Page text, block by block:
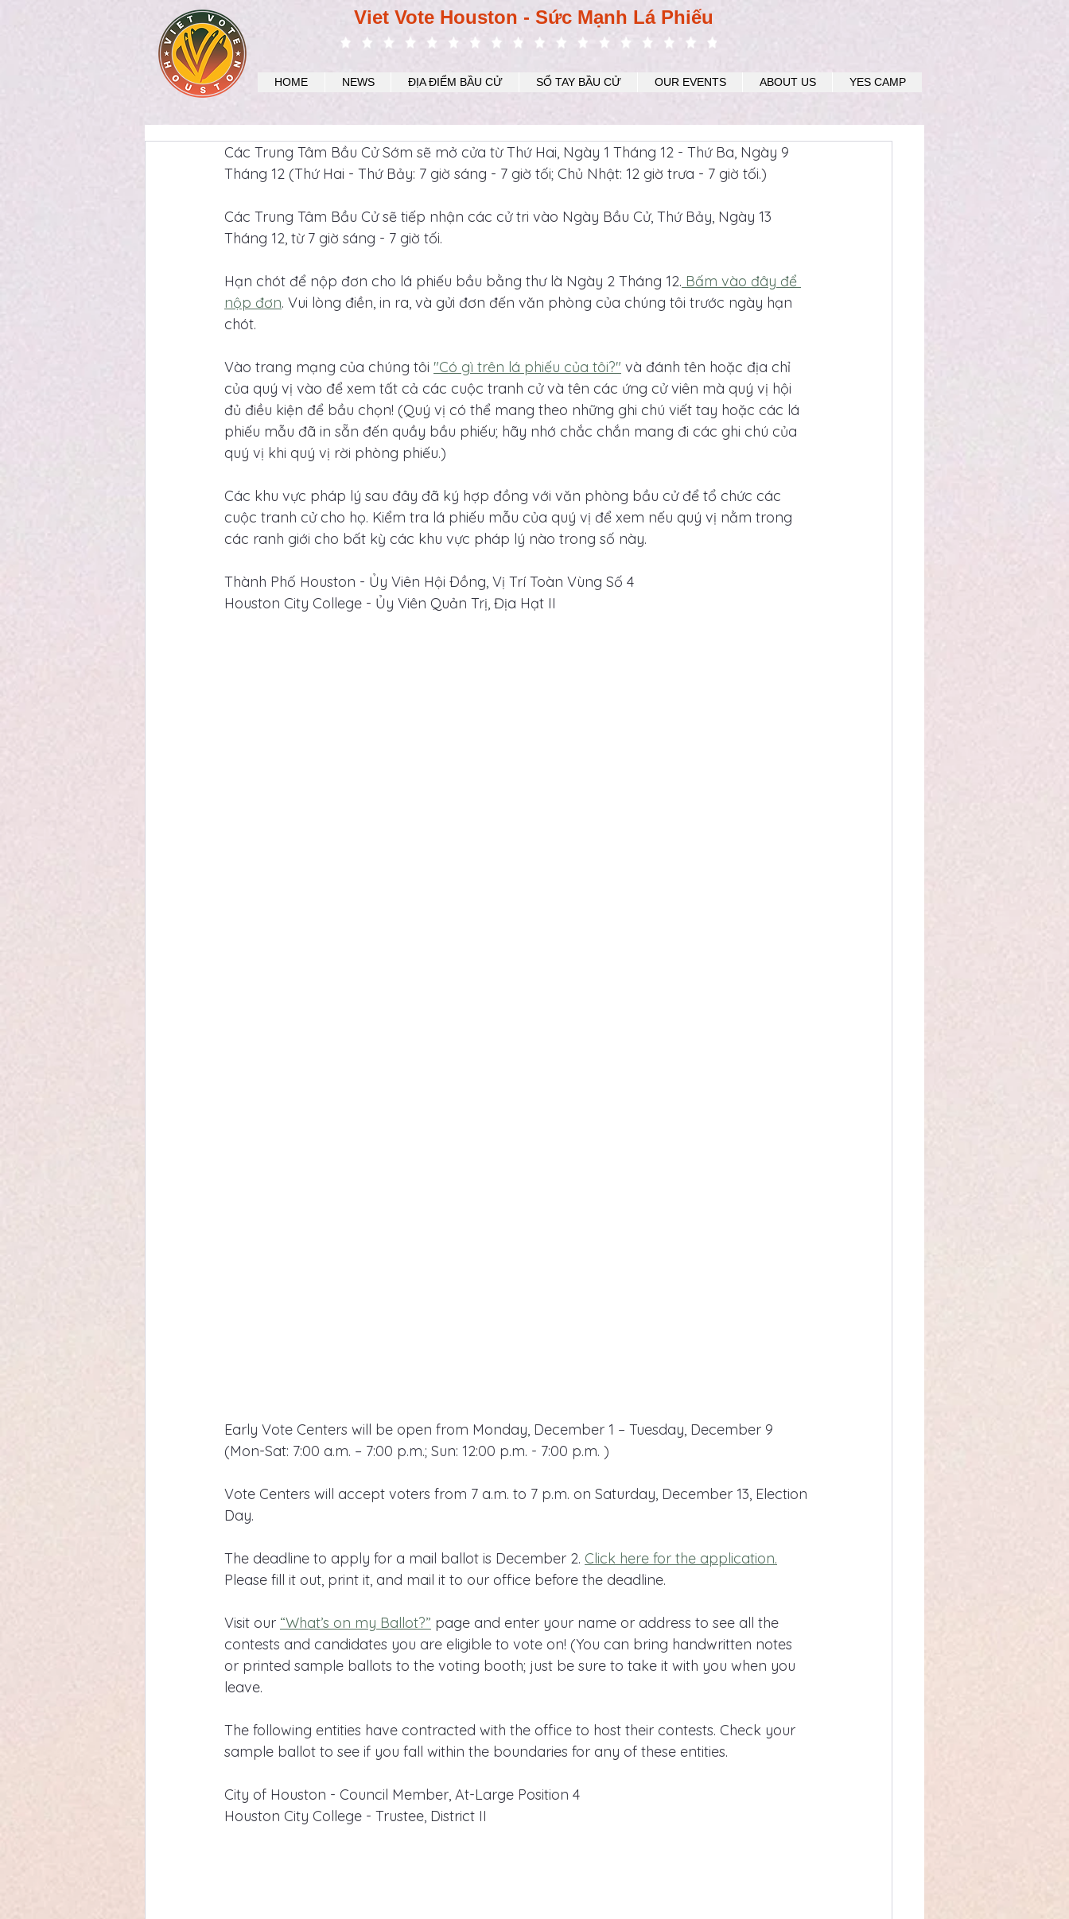
Viet Vote Houston - Sức Mạnh Lá Phiếu
HOME NEWS ĐỊA ĐIỂM BẦU CỬ SỔ TAY BẦU CỬ OUR EVENTS ABOUT US YES CAMP
Các Trung Tâm Bầu Cử Sớm sẽ mở cửa từ Thứ Hai, Ngày 1 Tháng 12 - Thứ Ba, Ngày 9
Tháng 12 (Thứ Hai - Thứ Bảy: 7 giờ sáng - 7 giờ tối; Chủ Nhật: 12 giờ trưa - 7 giờ tối.)
Các Trung Tâm Bầu Cử sẽ tiếp nhận các cử tri vào Ngày Bầu Cử, Thứ Bảy, Ngày 13
Tháng 12, từ 7 giờ sáng - 7 giờ tối.
Hạn chót để nộp đơn cho lá phiếu bầu bằng thư là Ngày 2 Tháng 12. Bấm vào đây để
nộp đơn. Vui lòng điền, in ra, và gửi đơn đến văn phòng của chúng tôi trước ngày hạn
chót.
Vào trang mạng của chúng tôi "Có gì trên lá phiếu của tôi?" và đánh tên hoặc địa chỉ
của quý vị vào để xem tất cả các cuộc tranh cử và tên các ứng cử viên mà quý vị hội
đủ điều kiện để bầu chọn! (Quý vị có thể mang theo những ghi chú viết tay hoặc các lá
phiếu mẫu đã in sẵn đến quầy bầu phiếu; hãy nhớ chắc chắn mang đi các ghi chú của
quý vị khi quý vị rời phòng phiếu.)
Các khu vực pháp lý sau đây đã ký hợp đồng với văn phòng bầu cử để tổ chức các
cuộc tranh cử cho họ. Kiểm tra lá phiếu mẫu của quý vị để xem nếu quý vị nằm trong
các ranh giới cho bất kỳ các khu vực pháp lý nào trong số này.
Thành Phố Houston - Ủy Viên Hội Ðồng, Vị Trí Toàn Vùng Số 4
Houston City College - Ủy Viên Quản Trị, Địa Hạt II
Early Vote Centers will be open from Monday, December 1 – Tuesday, December 9
(Mon-Sat: 7:00 a.m. – 7:00 p.m.; Sun: 12:00 p.m. - 7:00 p.m. )
Vote Centers will accept voters from 7 a.m. to 7 p.m. on Saturday, December 13, Election
Day.
The deadline to apply for a mail ballot is December 2. Click here for the application.
Please fill it out, print it, and mail it to our office before the deadline.
Visit our “What’s on my Ballot?” page and enter your name or address to see all the
contests and candidates you are eligible to vote on! (You can bring handwritten notes
or printed sample ballots to the voting booth; just be sure to take it with you when you
leave.
The following entities have contracted with the office to host their contests. Check your
sample ballot to see if you fall within the boundaries for any of these entities.
City of Houston - Council Member, At-Large Position 4
Houston City College - Trustee, District II